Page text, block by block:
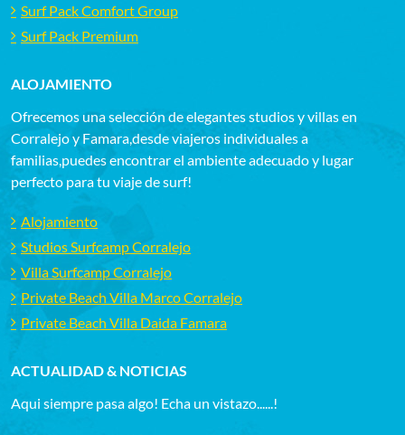
Surf Pack Comfort Group
Surf Pack Premium
ALOJAMIENTO
Ofrecemos una selección de elegantes studios y villas en
Corralejo y Famara,desde viajeros individuales a
familias,puedes encontrar el ambiente adecuado y lugar
perfecto para tu viaje de surf!
Alojamiento
Studios Surfcamp Corralejo
Villa Surfcamp Corralejo
Private Beach Villa Marco Corralejo
Private Beach Villa Daida Famara
ACTUALIDAD & NOTICIAS
Aqui siempre pasa algo! Echa un vistazo......!